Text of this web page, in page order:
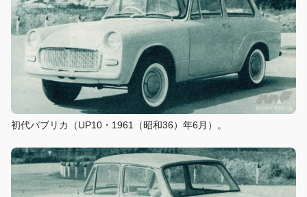
初代パブリカ（UP10・1961（昭和36）年6月）。